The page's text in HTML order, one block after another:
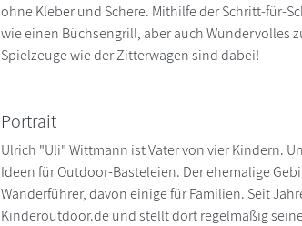
ohne Kleber und Schere. Mithilfe der Schritt-für-
wie einen Büchsengrill, aber auch Wundervolles
Spielzeuge wie der Zitterwagen sind dabei!
Portrait
Ulrich "Uli" Wittmann ist Vater von vier Kindern.
Ideen für Outdoor-Basteleien. Der ehemalige
Wanderführer, davon einige für Familien. Seit
Kinderoutdoor.de und stellt dort regelmäßig